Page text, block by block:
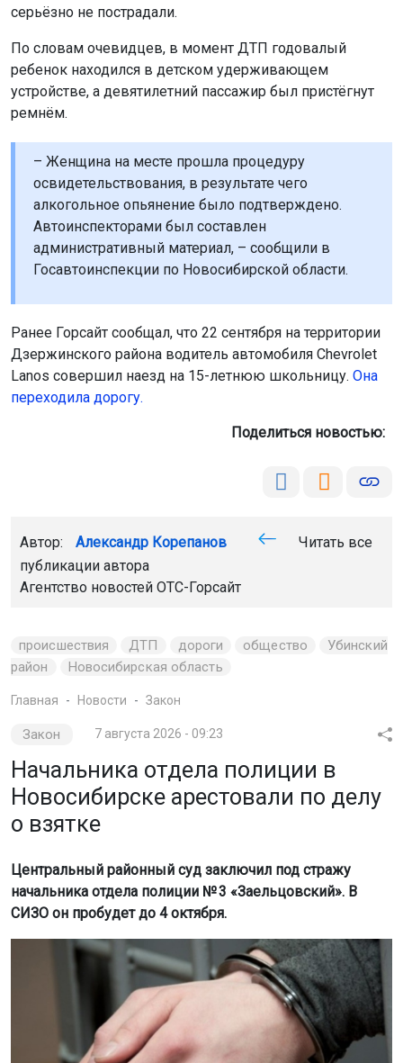
серьёзно не пострадали.
По словам очевидцев, в момент ДТП годовалый
ребенок находился в детском удерживающем
устройстве, а девятилетний пассажир был пристёгнут
ремнём.
– Женщина на месте прошла процедуру
освидетельствования, в результате чего
алкогольное опьянение было подтверждено.
Автоинспекторами был составлен
административный материал, – сообщили в
Госавтоинспекции по Новосибирской области.
Ранее Горсайт сообщал, что 22 сентября на территории
Дзержинского района водитель автомобиля Chevrolet
Lanos совершил наезд на 15-летнюю школьницу. Она
переходила дорогу.
Поделиться новостью:
Автор: Александр Корепанов
Читать все
публикации автора
Агентство новостей ОТС-Горсайт
происшествия ДТП дороги общество
Убинский
район
Новосибирская область
Главная Новости Закон
Закон 7 августа 2026 - 09:23
Начальника отдела полиции в
Новосибирске арестовали по делу
о взятке
Центральный районный суд заключил под стражу
начальника отдела полиции № 3 «Заельцовский». В
СИЗО он пробудет до 4 октября.